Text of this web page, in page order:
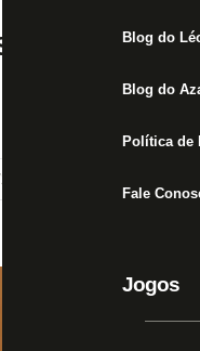
Blog do
Blog do
Política de
Fale
Jogos
20,
às 19:10